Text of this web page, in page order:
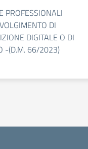
PROFESSIONALI
DI
DIGITALE O DI
-(D.M. 66/2023)